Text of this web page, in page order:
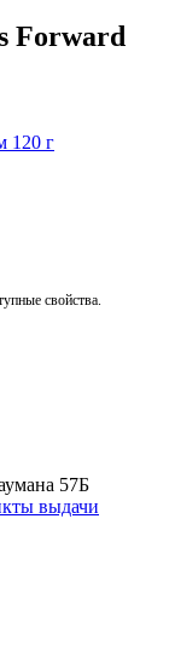
Forward
свойства.
57Б
выдачи